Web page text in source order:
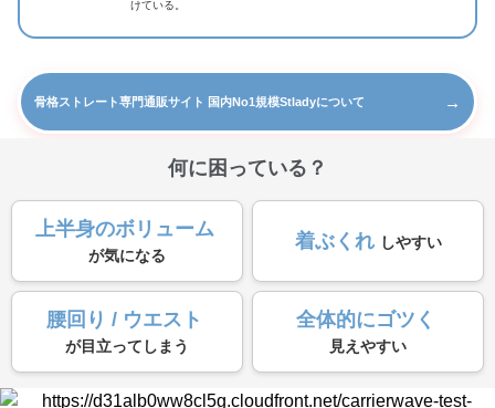
けている。
骨格ストレート専門通販サイト 国内No1規模Stladyについて →
何に困っている？
上半身のボリューム
が気になる
着ぶくれ しやすい
腰回り / ウエスト
が目立ってしまう
全体的にゴツく
見えやすい